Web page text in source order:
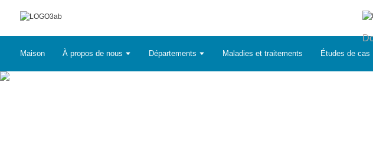
Maison À propos de nous Départements Maladies et traitements Études de cas